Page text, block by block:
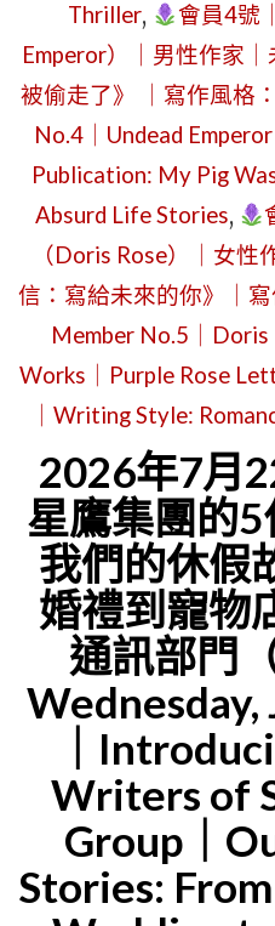
Thriller,
會員4號
Emperor）｜男性作家
被偷走了》 ｜寫作風格
No.4｜Undead
Publication: My Pig
Absurd Life Stories,
（Doris Rose）｜女
信：寫給未來的你》｜寫
Member No.5｜Doris
Works｜Purple Rose
｜Writing Style:
2026年7月
星鷹集團的5
我們的休假
婚禮到寵物
通訊部門
Wednesday,
｜
Writers of
Group｜
Stories: